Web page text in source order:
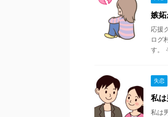
嫉
応援
ログ
す。
失恋
私は
私は